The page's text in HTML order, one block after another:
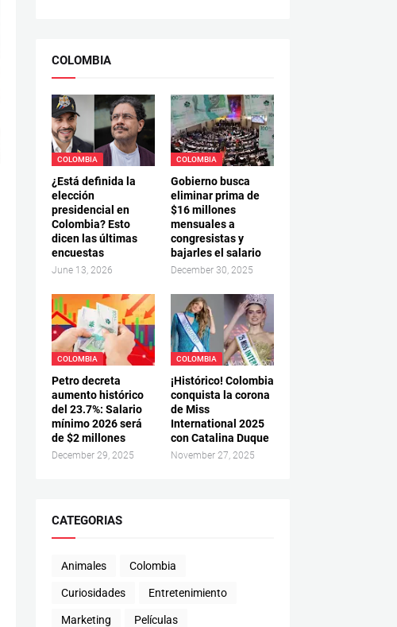
COLOMBIA
COLOMBIA
¿Está definida la
elección
presidencial en
Colombia? Esto
dicen las últimas
encuestas
June 13, 2026
COLOMBIA
Gobierno busca
eliminar prima de
$16 millones
mensuales a
congresistas y
bajarles el salario
December 30, 2025
COLOMBIA
Petro decreta
aumento histórico
del 23.7%: Salario
mínimo 2026 será
de $2 millones
December 29, 2025
COLOMBIA
¡Histórico! Colombia
conquista la corona
de Miss
International 2025
con Catalina Duque
November 27, 2025
CATEGORIAS
Animales Colombia
Curiosidades Entretenimiento
Marketing Películas